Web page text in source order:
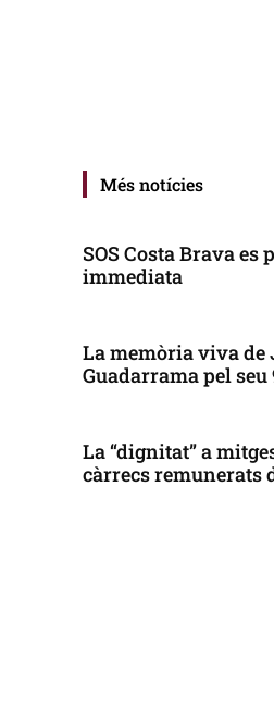
Més notícies
SOS Costa Brava
immediata
La memòria viva de
Guadarrama pel
La “dignitat” a
càrrecs remunerats